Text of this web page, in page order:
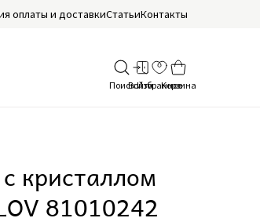
оплаты и доставкиСтатьиКонтакты
кристаллом
81010242